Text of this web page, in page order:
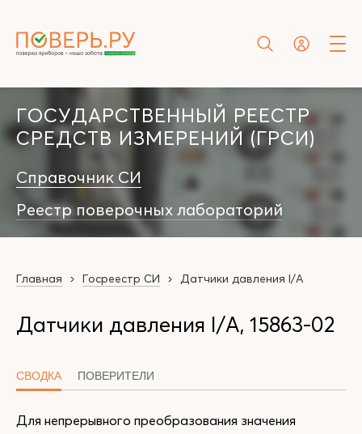
ГОСУДАРСТВЕННЫЙ РЕЕСТР
СРЕДСТВ ИЗМЕРЕНИЙ (ГРСИ)
Справочник СИ
Реестр поверочных лабораторий
Главная Госреестр СИ Датчики давления I/A
Датчики давления I/A, 15863-02
СВОДКА ПОВЕРИТЕЛИ
Для непрерывного преобразования значения